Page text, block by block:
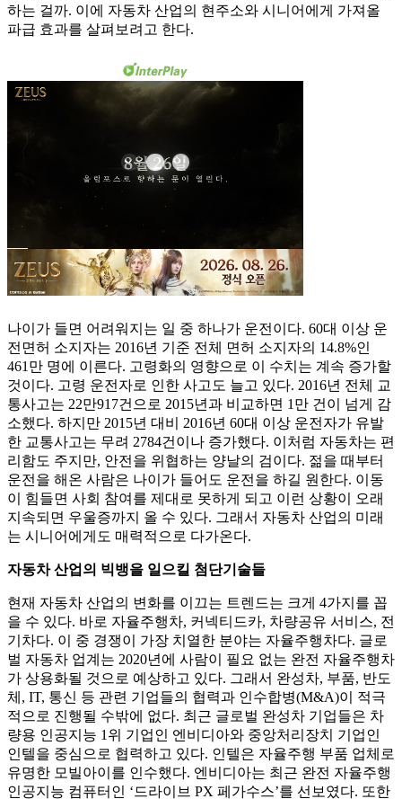
하는 걸까. 이에 자동차 산업의 현주소와 시니어에게 가져올
파급 효과를 살펴보려고 한다.
나이가 들면 어려워지는 일 중 하나가 운전이다. 60대 이상 운
전면허 소지자는 2016년 기준 전체 면허 소지자의 14.8%인
461만 명에 이른다. 고령화의 영향으로 이 수치는 계속 증가할
것이다. 고령 운전자로 인한 사고도 늘고 있다. 2016년 전체 교
통사고는 22만917건으로 2015년과 비교하면 1만 건이 넘게 감
소했다. 하지만 2015년 대비 2016년 60대 이상 운전자가 유발
한 교통사고는 무려 2784건이나 증가했다. 이처럼 자동차는 편
리함도 주지만, 안전을 위협하는 양날의 검이다. 젊을 때부터
운전을 해온 사람은 나이가 들어도 운전을 하길 원한다. 이동
이 힘들면 사회 참여를 제대로 못하게 되고 이런 상황이 오래
지속되면 우울증까지 올 수 있다. 그래서 자동차 산업의 미래
는 시니어에게도 매력적으로 다가온다.
자동차 산업의 빅뱅을 일으킬 첨단기술들
현재 자동차 산업의 변화를 이끄는 트렌드는 크게 4가지를 꼽
을 수 있다. 바로 자율주행차, 커넥티드카, 차량공유 서비스, 전
기차다. 이 중 경쟁이 가장 치열한 분야는 자율주행차다. 글로
벌 자동차 업계는 2020년에 사람이 필요 없는 완전 자율주행차
가 상용화될 것으로 예상하고 있다. 그래서 완성차, 부품, 반도
체, IT, 통신 등 관련 기업들의 협력과 인수합병(M&A)이 적극
적으로 진행될 수밖에 없다. 최근 글로벌 완성차 기업들은 차
량용 인공지능 1위 기업인 엔비디아와 중앙처리장치 기업인
인텔을 중심으로 협력하고 있다. 인텔은 자율주행 부품 업체로
유명한 모빌아이를 인수했다. 엔비디아는 최근 완전 자율주행
인공지능 컴퓨터인 ‘드라이브 PX 페가수스’를 선보였다. 또한